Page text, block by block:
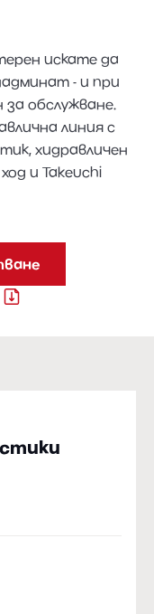
искате да
- и при
обслужване.
линия с
хидравличен
и Takeuchi